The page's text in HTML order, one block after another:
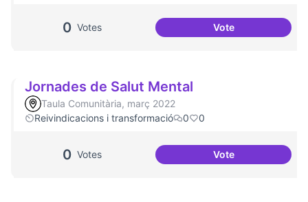
0 Votes VoteFesta de la
Jornades de Salut Mental
Taula Comunitària, març 2022
Reivindicacions i transformació
0 0
0 Votes VoteJornades de